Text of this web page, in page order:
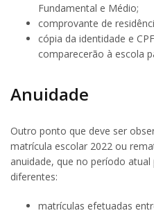
Fundamental e Médio;
comprovante de
cópia da identidade e
comparecerão à escola
Anuidade
Outro ponto que deve ser
matrícula escolar 2022 ou
anuidade, que no período
diferentes:
matrículas efetuadas